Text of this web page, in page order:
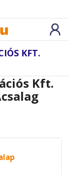
KFT.
Kft.